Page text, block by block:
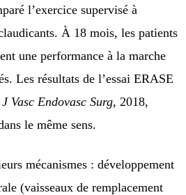
l’exercice supervisé à
À 18 mois, les patients
une performance à la marche
Les résultats de l’essai ERASE
Vasc Endovasc Surg, 2018,
le même sens.
mécanismes : développement
(vaisseaux de remplacement